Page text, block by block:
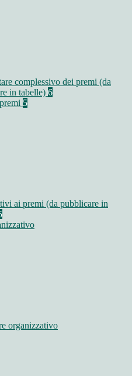
complessivo dei premi (da
in tabelle) 6
5
ai premi (da pubblicare in
organizzativo